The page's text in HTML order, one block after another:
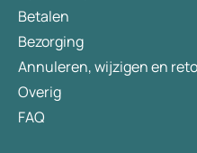
Betalen
Bezorging
Annuleren, wijzigen en
Overig
FAQ